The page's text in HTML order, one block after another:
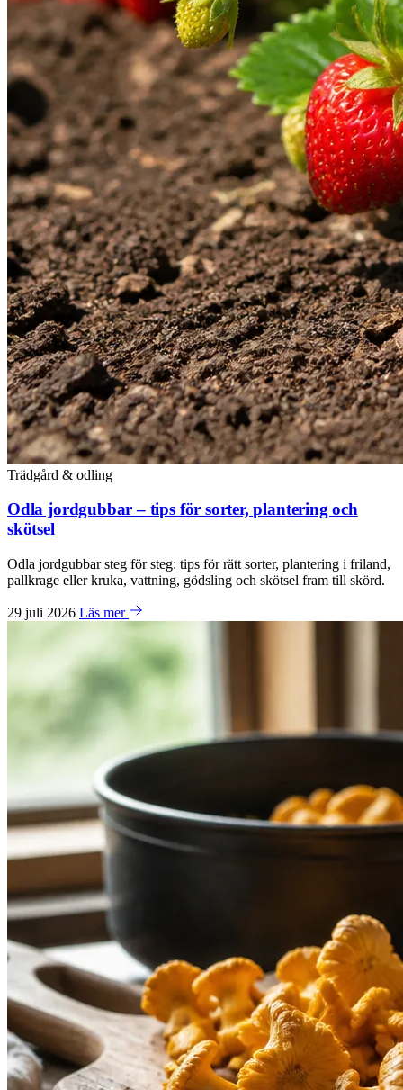
Trädgård & odling
Odla jordgubbar – tips för sorter, plantering och
skötsel
Odla jordgubbar steg för steg: tips för rätt sorter, plantering i friland,
pallkrage eller kruka, vattning, gödsling och skötsel fram till skörd.
29 juli 2026 Läs mer